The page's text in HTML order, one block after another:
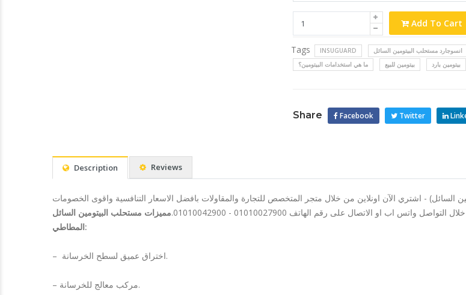
Add To Cart
Tags INSUGUARD انسوجارد مستحلب البيتومين السائل
ما هي استخدامات البيتومين؟
بيتومين للبيع بيتومين بارد
Share Facebook Twitter
Description Reviews
- اشتري الآن اونلاين من خلال متجر المتخصص للتجارة والمقاولات بافضل الاسعار التنافسية واقوى الخصومات
اب او الاتصال على رقم الهاتف 01010027900 - 01010042900.
مميزات مستحلب البيتومين السائل INSUGARD
المطاطي:
– اختراق عميق لسطح الخرسانة.
– مركب معالج للخرسانة.